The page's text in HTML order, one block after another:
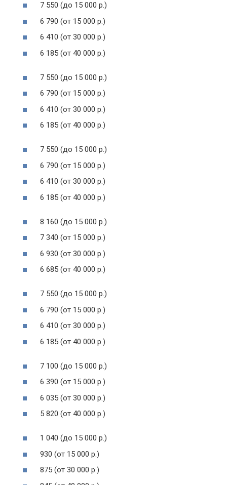
7 550 (до 15 000 р.)
6 790 (от 15 000 р.)
6 410 (от 30 000 р.)
6 185 (от 40 000 р.)
7 550 (до 15 000 р.)
6 790 (от 15 000 р.)
6 410 (от 30 000 р.)
6 185 (от 40 000 р.)
7 550 (до 15 000 р.)
6 790 (от 15 000 р.)
6 410 (от 30 000 р.)
6 185 (от 40 000 р.)
8 160 (до 15 000 р.)
7 340 (от 15 000 р.)
6 930 (от 30 000 р.)
6 685 (от 40 000 р.)
7 550 (до 15 000 р.)
6 790 (от 15 000 р.)
6 410 (от 30 000 р.)
6 185 (от 40 000 р.)
7 100 (до 15 000 р.)
6 390 (от 15 000 р.)
6 035 (от 30 000 р.)
5 820 (от 40 000 р.)
1 040 (до 15 000 р.)
930 (от 15 000 р.)
875 (от 30 000 р.)